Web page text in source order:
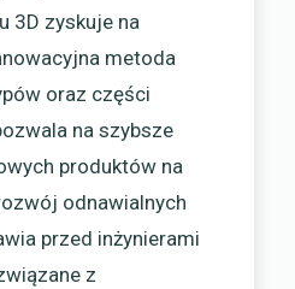
3D zyskuje na
metoda
oraz części
na szybsze
produktów na
odnawialnych
przed inżynierami
z